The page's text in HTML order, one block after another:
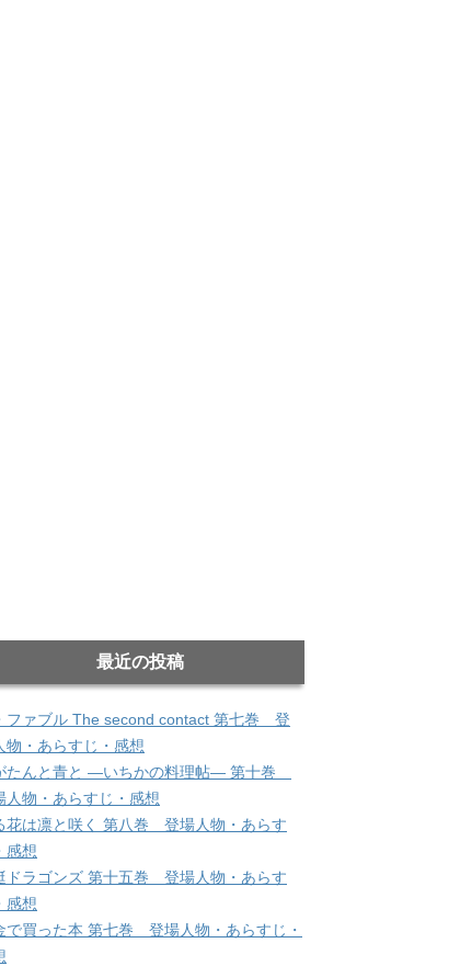
最近の投稿
ファブル The second contact 第七巻 登
物・あらすじ・感想
たんと青と ―いちかの料理帖― 第十巻
人物・あらすじ・感想
花は凛と咲く 第八巻 登場人物・あらす
感想
ドラゴンズ 第十五巻 登場人物・あらす
感想
で買った本 第七巻 登場人物・あらすじ・